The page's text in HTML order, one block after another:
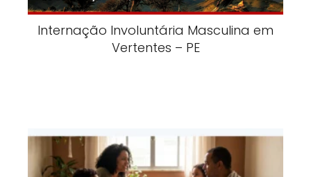
Internação Involuntária Masculina em
Vertentes – PE